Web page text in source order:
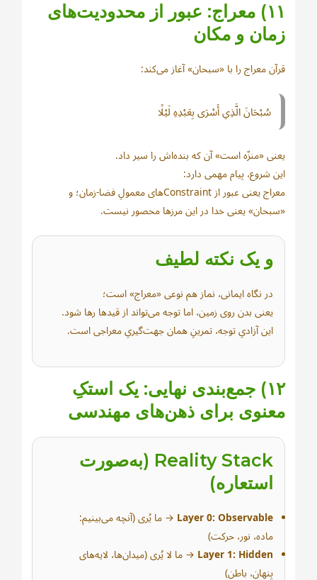
۱۱) معراج: عبور از محدودیت‌های
زمان و مکان
قرآن معراج را با «سبحان» آغاز می‌کند:
سُبْحَانَ الَّذِي أَسْرَى بِعَبْدِهِ لَيْلًا
یعنی «منزّه است» آن که بنده‌اش را سیر داد.
این شروع، پیام مهمی دارد:
معراج یعنی عبور از Constraintهای معمولِ فضا-زمان؛ و
«سبحان» یعنی خدا در این مرزها محصور نیست.
و یک نکته لطیف
در نگاه ایمانی، نماز هم نوعی «معراج» است؛
یعنی بدن روی زمین، اما توجه می‌تواند از قیدها رها شود.
این آزادیِ توجه، تمرینِ همان جهت‌گیریِ معراجی است.
۱۲) جمع‌بندی نهایی: یک استکِ
معنوی برای ذهن‌های مهندسی
Reality Stack (به‌صورت
استعاره)
Layer 0: Observable → ما یُرى (آنچه می‌بینیم:
ماده، نور، حرکت)
Layer 1: Hidden → ما لا یُرى (میدان‌ها، لایه‌های
پنهان، باطن)